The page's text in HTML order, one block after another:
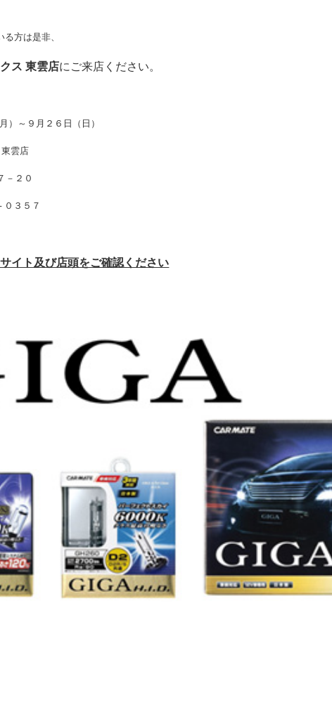
方は是非、
ス 東雲店にご来店ください。
）～９月２６日（日）
雲店
－２０
０３５７
イト及び店頭をご確認ください